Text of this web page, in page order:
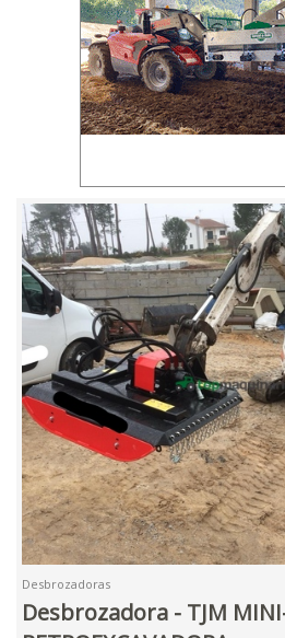
Desbrozadoras
Desbrozadora - TJM